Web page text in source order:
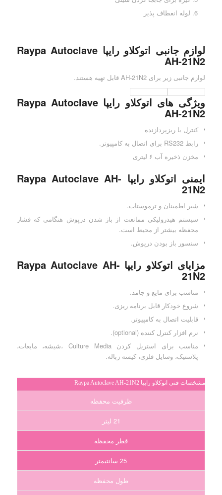
لوله انعطاف پذیر
لوازم جانبی اتوکلاو رایپا Raypa Autoclave
AH-21N2
لوازم جانبی زیر برای AH-21N2 قابل تهیه هستند.
ویژگی های اتوکلاو رایپا Raypa Autoclave
AH-21N2
کنترل با ریزپردازنده
رابط RS232 برای اتصال به کامپیوتر.
مخزن ذخیره آب ۶ لیتری
ایمنی اتوکلاو رایپا Raypa Autoclave AH-
21N2
شیر اطمینان و ترموستات.
سیستم هیدرولیکی ممانعت از باز شدن درپوش هنگامی که فشار
محفظه بیشتر از محیط است.
سنسور باز بودن درپوش.
مزایای اتوکلاو رایپا Raypa Autoclave AH-
21N2
مناسب برای مایع و جامد.
شروع خودکار قابل برنامه ریزی.
قابلیت اتصال به کامپیوتر.
نرم افزار کنترل کننده (optional).
مناسب برای استریل کردن Culture Media ،شیشه، مایعات،
پلاستیک، وسایل فلزی، کیسه زباله.
مشخصات فنی اتوکلاو رایپا Raypa Autoclave AH-21N2
ظرفیت محفظه
21 لیتر
قطر محفظه
25 سانتیمتر
طول محفظه